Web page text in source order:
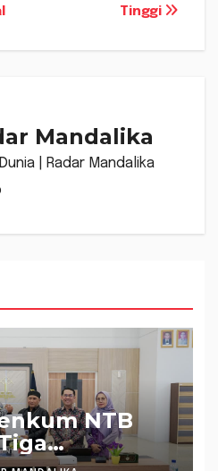
Tinggi
Mandalika
| Radar Mandalika
NTB